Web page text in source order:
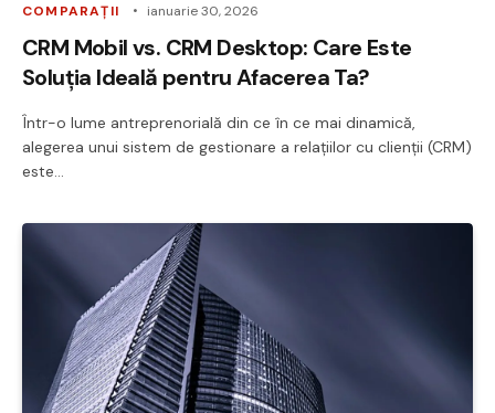
COMPARAȚII ianuarie 30, 2026
CRM Mobil vs. CRM Desktop: Care Este
Soluția Ideală pentru Afacerea Ta?
Într-o lume antreprenorială din ce în ce mai dinamică,
alegerea unui sistem de gestionare a relațiilor cu clienții (CRM)
este…